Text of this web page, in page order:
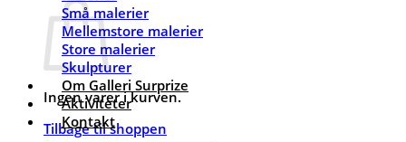
Ingen varer i kurven.
Tilbage til shoppen
Små malerier
Mellemstore malerier
Store malerier
Skulpturer
Om Galleri Surprize
Aktiviteter
Kontakt